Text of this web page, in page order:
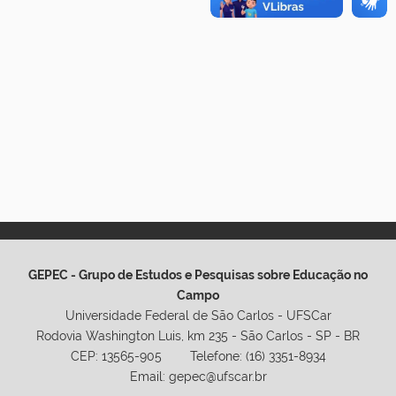
GEPEC - Grupo de Estudos e Pesquisas sobre Educação no
Campo
Universidade Federal de São Carlos - UFSCar
Rodovia Washington Luis, km 235 - São Carlos - SP - BR
CEP: 13565-905 Telefone: (16) 3351-8934
Email: gepec@ufscar.br